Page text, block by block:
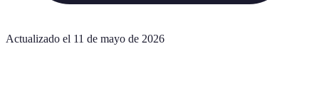
Actualizado el 11 de mayo de 2026